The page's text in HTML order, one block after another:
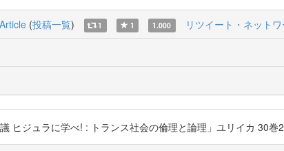
(投稿一覧) 1 1 1.000 リツイート・ネット
ヒジュラに学べ! : トランス社会の倫理と論理」ユリイカ 30